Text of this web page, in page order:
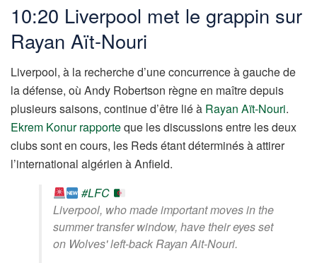
10:20 Liverpool met le grappin sur
Rayan Aït-Nouri
Liverpool, à la recherche d’une concurrence à gauche de
la défense, où Andy Robertson règne en maître depuis
plusieurs saisons, continue d’être lié à Rayan Aït-Nouri.
Ekrem Konur rapporteque les discussions entre les deux
clubs sont en cours, les Reds étant déterminés à attirer
l’international algérien à Anfield.
#LFC
Liverpool, who made important moves in the
summer transfer window, have their eyes set
on Wolves' left-back Rayan Ait-Nouri.